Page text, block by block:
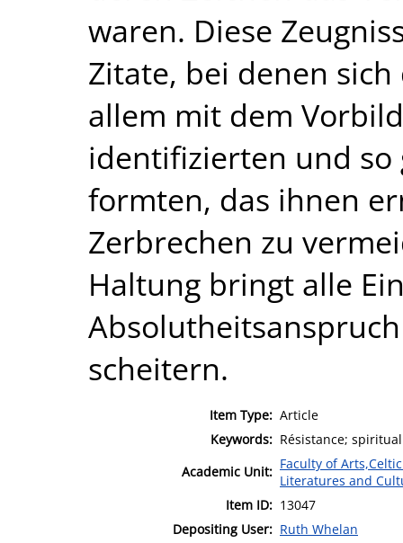
waren. Diese
Zitate, bei denen
allem mit dem
identifizierten und so
formten, das ihnen
Zerbrechen zu
Haltung bringt alle
scheitern.
Item Type: Article
Keywords: Résistance;
Academic Unit: Faculty of
Literatures and
Item ID: 13047
Depositing User: Ruth Whelan